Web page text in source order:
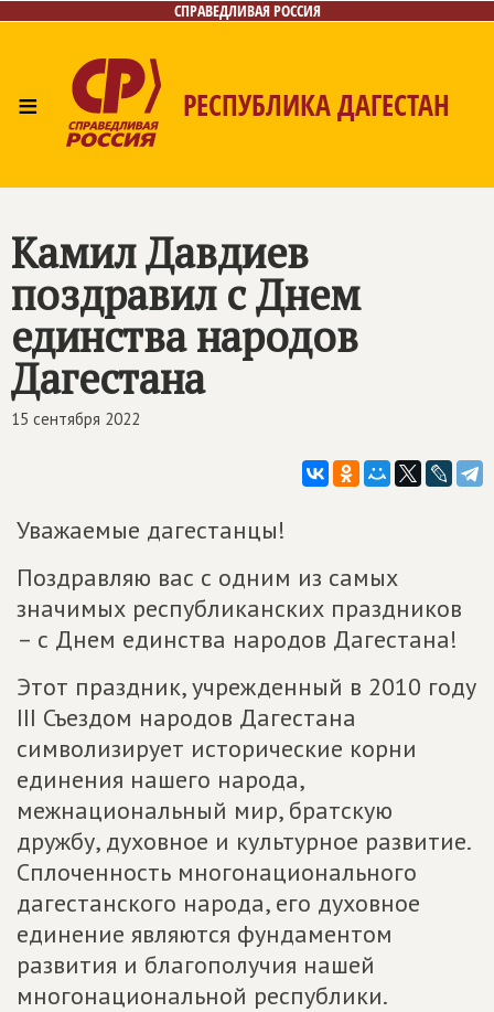
СПРАВЕДЛИВАЯ РОССИЯ
≡ РЕСПУБЛИКА ДАГЕСТАН
Камил Давдиев
поздравил с Днем
единства народов
Дагестана
15 сентября 2022
Уважаемые дагестанцы!
Поздравляю вас с одним из самых
значимых республиканских праздников
– с Днем единства народов Дагестана!
Этот праздник, учрежденный в 2010 году
III Съездом народов Дагестана
символизирует исторические корни
единения нашего народа,
межнациональный мир, братскую
дружбу, духовное и культурное развитие.
Сплоченность многонационального
дагестанского народа, его духовное
единение являются фундаментом
развития и благополучия нашей
многонациональной республики.